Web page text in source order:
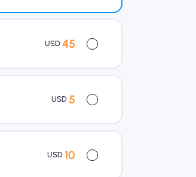
USD 45
USD 5
USD 10